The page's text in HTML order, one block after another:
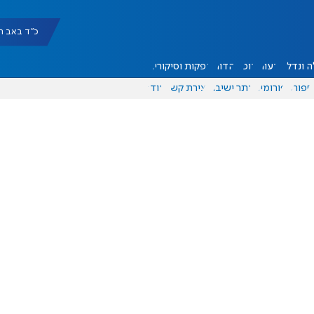
כ"ד באב תשפ"ו
ונדל"ן דעות אוכל יהדות הפקות וסיקורים
ספורט פורומים אתר ישיבה יצירת קשר עוד